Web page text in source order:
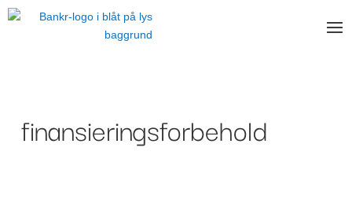
finansieringsforbehold